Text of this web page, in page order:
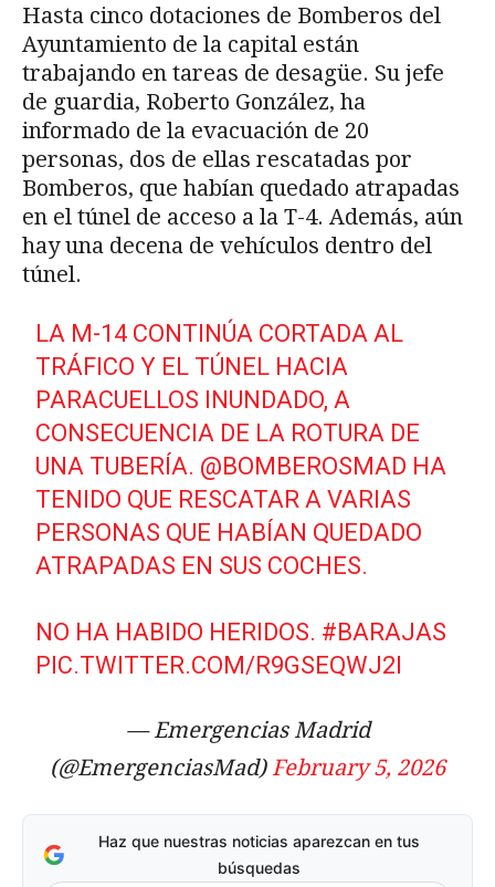
Hasta cinco dotaciones de Bomberos del
Ayuntamiento de la capital están
trabajando en tareas de desagüe. Su jefe
de guardia, Roberto González, ha
informado de la evacuación de 20
personas, dos de ellas rescatadas por
Bomberos, que habían quedado atrapadas
en el túnel de acceso a la T-4. Además, aún
hay una decena de vehículos dentro del
túnel.
LA M-14 CONTINÚA CORTADA AL
TRÁFICO Y EL TÚNEL HACIA
PARACUELLOS INUNDADO, A
CONSECUENCIA DE LA ROTURA DE
UNA TUBERÍA. @BOMBEROSMAD HA
TENIDO QUE RESCATAR A VARIAS
PERSONAS QUE HABÍAN QUEDADO
ATRAPADAS EN SUS COCHES.
NO HA HABIDO HERIDOS. #BARAJAS
PIC.TWITTER.COM/R9GSEQWJ2I
— Emergencias Madrid
(@EmergenciasMad) February 5, 2026
Haz que nuestras noticias aparezcan en tus
búsquedas